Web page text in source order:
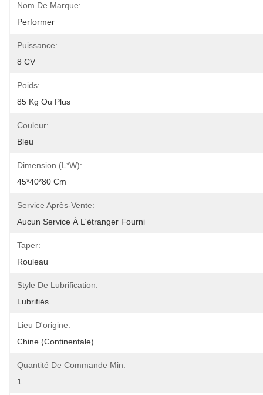
Nom De Marque:
Performer
Puissance:
8 CV
Poids:
85 Kg Ou Plus
Couleur:
Bleu
Dimension (L*W):
45*40*80 Cm
Service Après-Vente:
Aucun Service À L'étranger Fourni
Taper:
Rouleau
Style De Lubrification:
Lubrifiés
Lieu D'origine:
Chine (continentale)
Quantité De Commande Min:
1